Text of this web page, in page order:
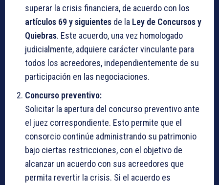
superar la crisis financiera, de acuerdo con los
artículos 69 y siguientes de la Ley de Concursos y
Quiebras. Este acuerdo, una vez homologado
judicialmente, adquiere carácter vinculante para
todos los acreedores, independientemente de su
participación en las negociaciones.
Concurso preventivo:
Solicitar la apertura del concurso preventivo ante
el juez correspondiente. Esto permite que el
consorcio continúe administrando su patrimonio
bajo ciertas restricciones, con el objetivo de
alcanzar un acuerdo con sus acreedores que
permita revertir la crisis. Si el acuerdo es